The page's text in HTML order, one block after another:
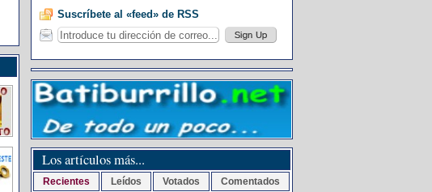
Suscríbete al «feed» de RSS
Los artículos más...
Recientes Leídos Votados Comentados